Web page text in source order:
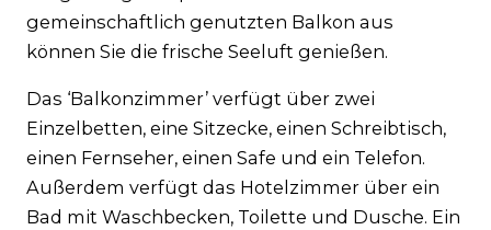
gemeinschaftlich genutzten Balkon aus
können Sie die frische Seeluft genießen.
Das ‘Balkonzimmer’ verfügt über zwei
Einzelbetten, eine Sitzecke, einen Schreibtisch,
einen Fernseher, einen Safe und ein Telefon.
Außerdem verfügt das Hotelzimmer über ein
Bad mit Waschbecken, Toilette und Dusche. Ein